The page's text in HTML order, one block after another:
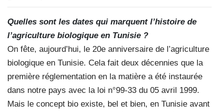
Quelles sont les dates qui marquent l’histoire de
l’agriculture biologique en Tunisie ?
On fête, aujourd’hui, le 20e anniversaire de l’agriculture
biologique en Tunisie. Cela fait deux décennies que la
première réglementation en la matière a été instaurée
dans notre pays avec la loi n°99-33 du 05 avril 1999.
Mais le concept bio existe, bel et bien, en Tunisie avant